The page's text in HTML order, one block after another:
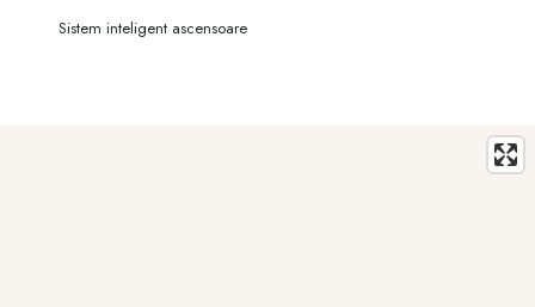
Sistem inteligent ascensoare